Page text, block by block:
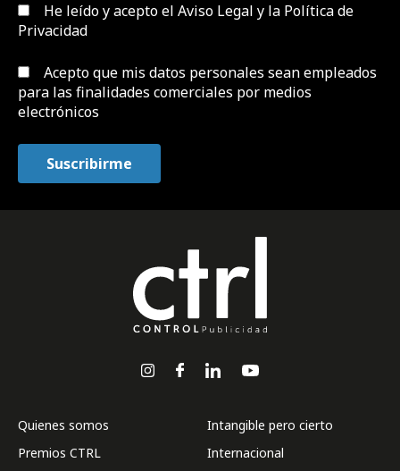
He leído y acepto el Aviso Legal y la Política de
Privacidad
Acepto que mis datos personales sean empleados
para las finalidades comerciales por medios
electrónicos
Quienes somos
Premios CTRL
Intangible pero cierto
Internacional